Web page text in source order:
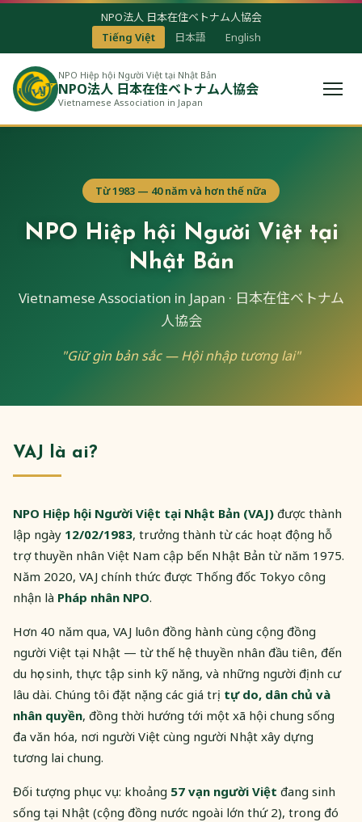
NPO法人 日本在住ベトナム人協会
Tiếng Việt
日本語 English
NPO Hiệp hội Người Việt tại Nhật Bản
NPO法人 日本在住ベトナム人協会
Vietnamese Association in Japan
Từ 1983 — 40 năm và hơn thế nữa
NPO Hiệp hội Người Việt tại
Nhật Bản
Vietnamese Association in Japan · 日本在住ベトナム
人協会
"Giữ gìn bản sắc — Hội nhập tương lai"
VAJ là ai?
NPO Hiệp hội Người Việt tại Nhật Bản (VAJ) được thành
lập ngày 12/02/1983, trưởng thành từ các hoạt động hỗ
trợ thuyền nhân Việt Nam cập bến Nhật Bản từ năm 1975.
Năm 2020, VAJ chính thức được Thống đốc Tokyo công
nhận là Pháp nhân NPO.
Hơn 40 năm qua, VAJ luôn đồng hành cùng cộng đồng
người Việt tại Nhật — từ thế hệ thuyền nhân đầu tiên, đến
du học sinh, thực tập sinh kỹ năng, và những người định cư
lâu dài. Chúng tôi đặt nặng các giá trị tự do, dân chủ và
nhân quyền, đồng thời hướng tới một xã hội chung sống
đa văn hóa, nơi người Việt cùng người Nhật xây dựng
tương lai chung.
Đối tượng phục vụ: khoảng 57 vạn người Việt đang sinh
sống tại Nhật (cộng đồng nước ngoài lớn thứ 2), trong đó